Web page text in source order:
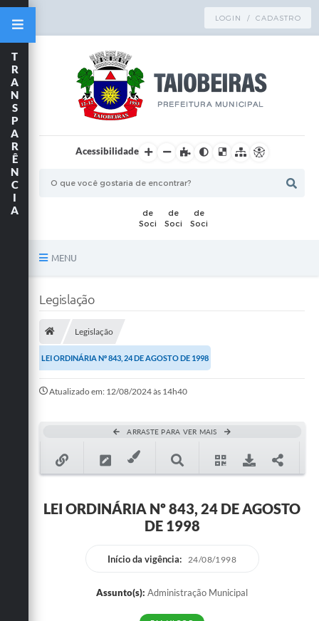
LOGIN / CADASTRO
Acessibilidade
MENU
Publicações
A Prefeitura
Ouvidoria
Legislação
Conselho Tutelar.
T
R
A
N
S
P
A
R
Ê
N
C
I
A
Legislação
Legislação
LEI ORDINÁRIA Nº 843, 24 DE AGOSTO DE 1998
Atualizado em: 12/08/2024 às 14h40
ARRASTE PARA VER MAIS
LEI ORDINÁRIA Nº 843, 24 DE AGOSTO
DE 1998
Início da vigência: 24/08/1998
Assunto(s): Administração Municipal